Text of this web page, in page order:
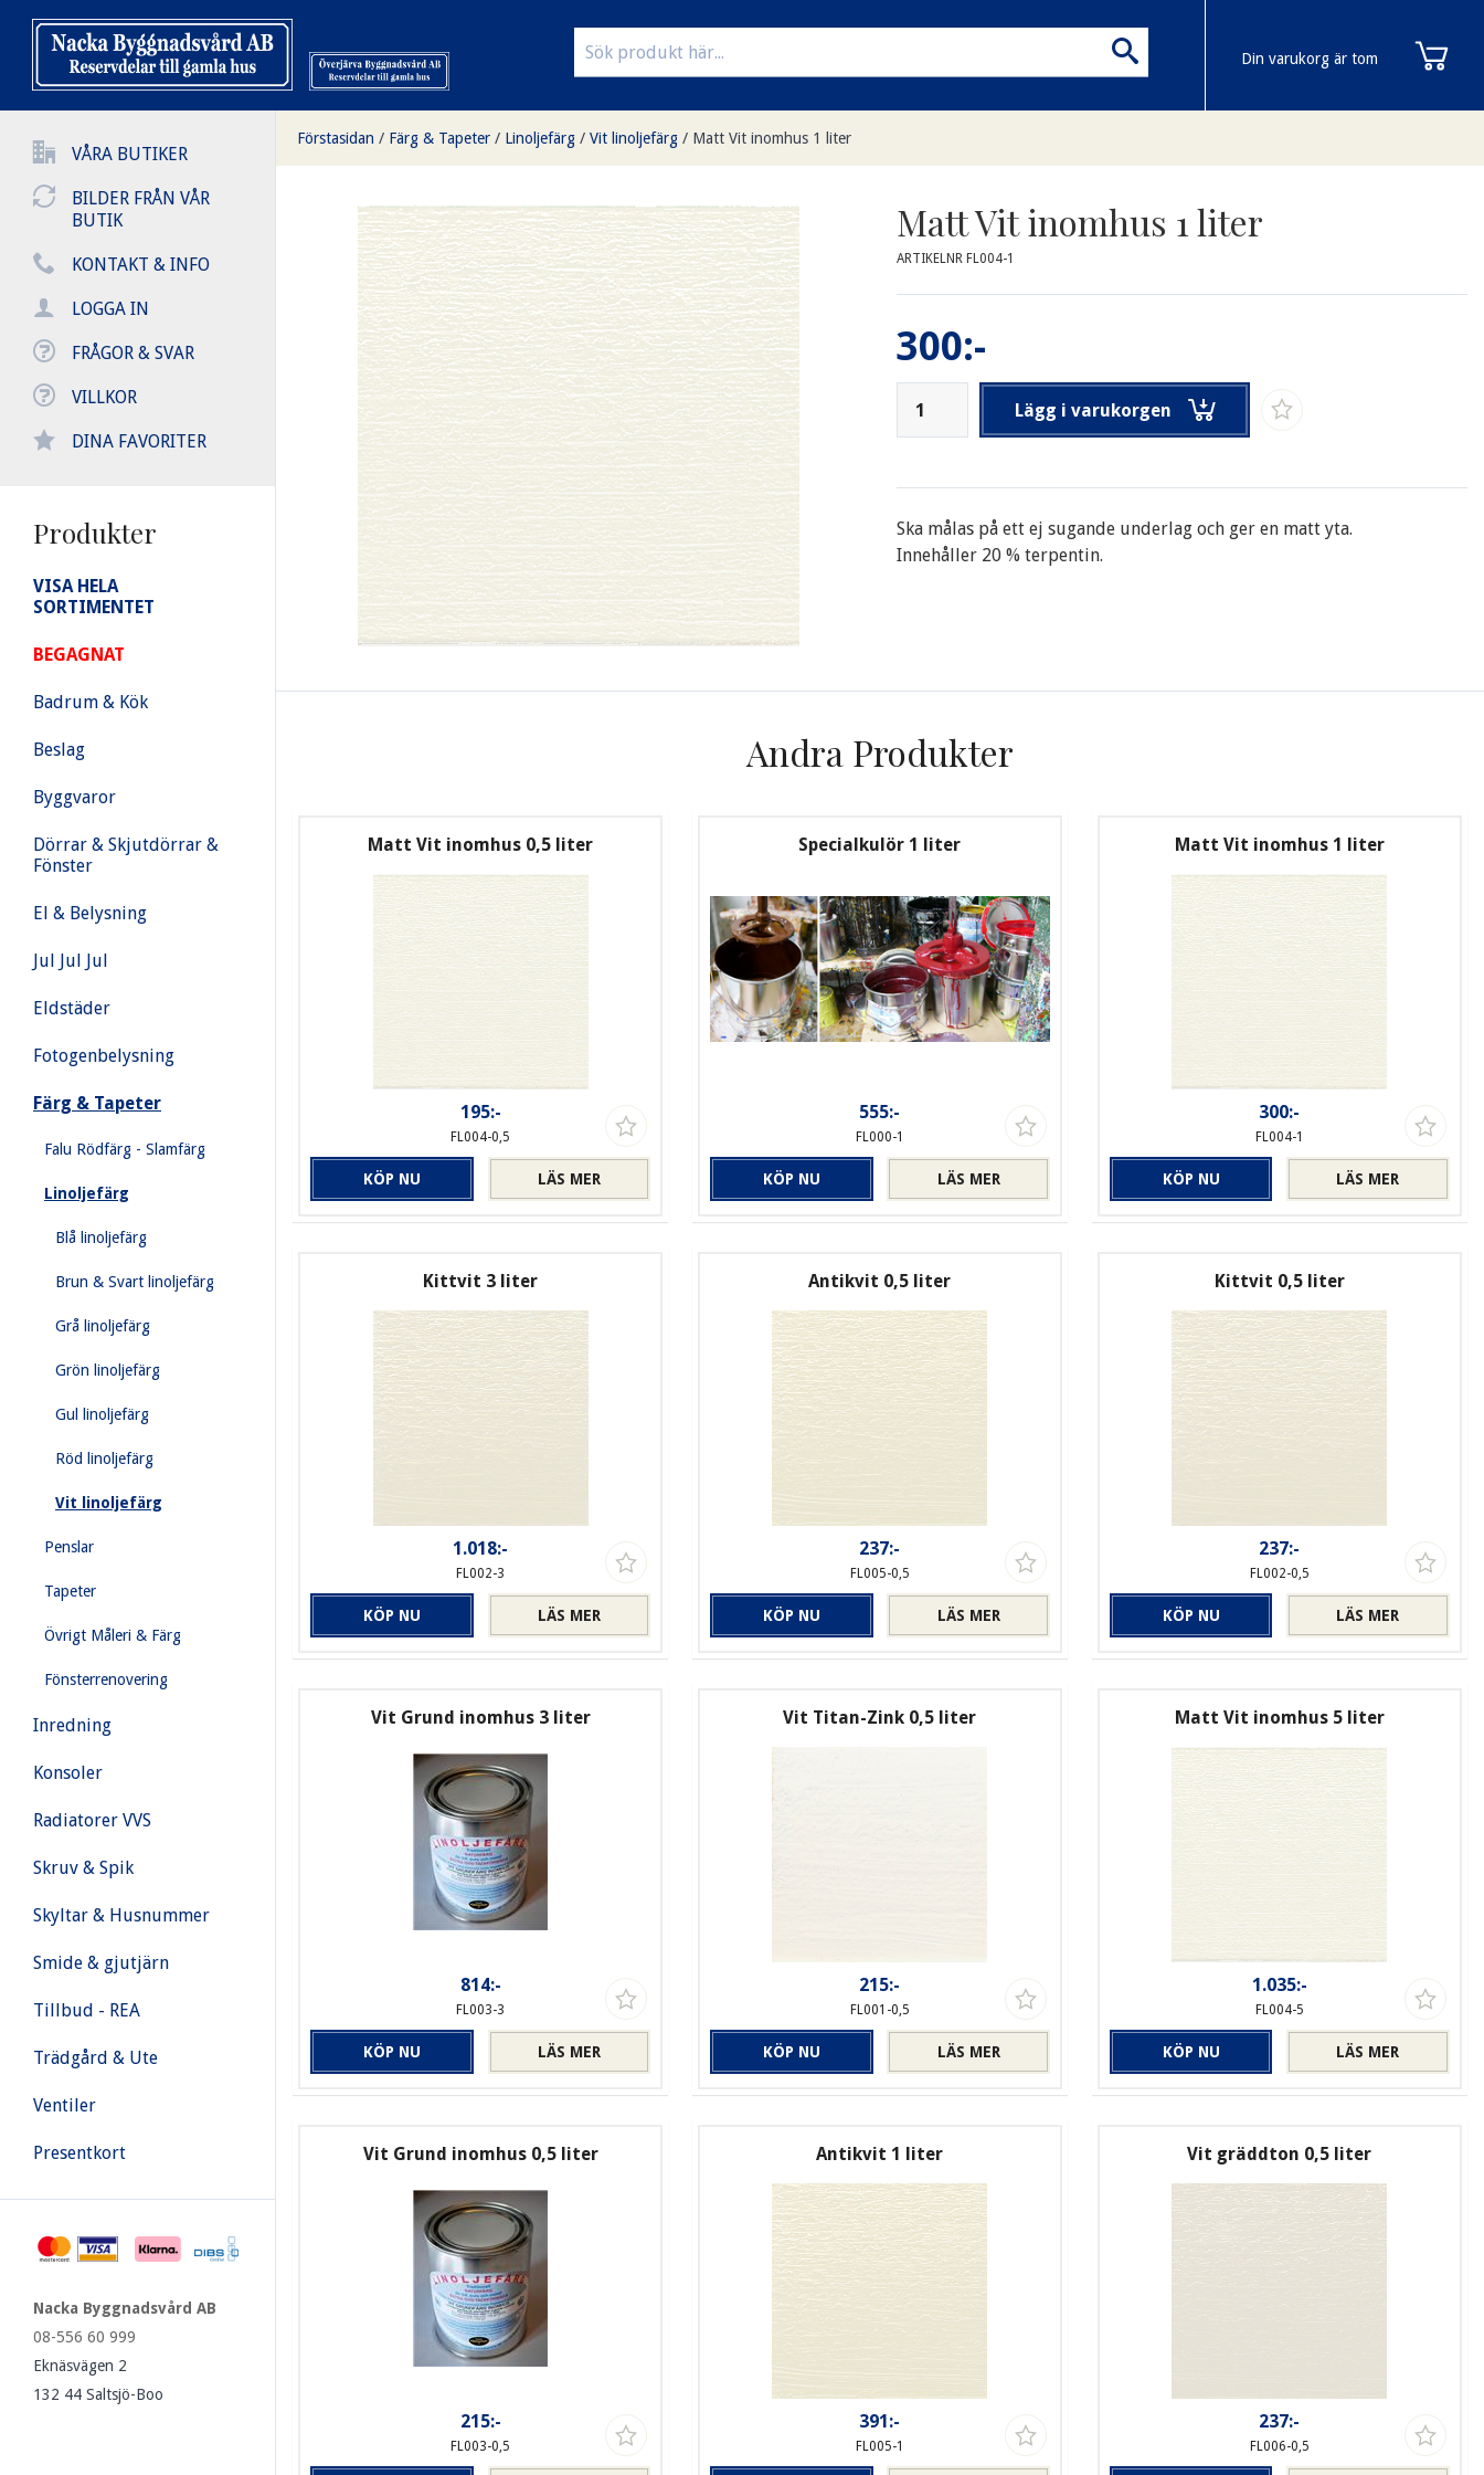
VÅRA BUTIKER
BILDER FRÅN VÅR
BUTIK
KONTAKT & INFO
LOGGA IN
FRÅGOR & SVAR
VILLKOR
DINA FAVORITER
Produkter
VISA HELA
SORTIMENTET
BEGAGNAT
Badrum & Kök
Beslag
Byggvaror
Dörrar & Skjutdörrar &
Fönster
El & Belysning
Jul Jul Jul
Eldstäder
Fotogenbelysning
Färg & Tapeter
Falu Rödfärg - Slamfärg
Linoljefärg
Blå linoljefärg
Brun & Svart linoljefärg
Grå linoljefärg
Grön linoljefärg
Gul linoljefärg
Röd linoljefärg
Vit linoljefärg
Penslar
Tapeter
Övrigt Måleri & Färg
Fönsterrenovering
Inredning
Konsoler
Radiatorer VVS
Skruv & Spik
Skyltar & Husnummer
Smide & gjutjärn
Tillbud - REA
Trädgård & Ute
Ventiler
Presentkort
Nacka Byggnadsvård AB
08-556 60 999
Eknäsvägen 2
132 44 Saltsjö-Boo
Din varukorg är tom
Förstasidan / Färg & Tapeter / Linoljefärg / Vit linoljefärg / Matt Vit inomhus 1 liter
Matt Vit inomhus 1 liter
ARTIKELNR FL004-1
300:-
Lägg i varukorgen
Ska målas på ett ej sugande underlag och ger en matt yta.
Innehåller 20 % terpentin.
Andra Produkter
Matt Vit inomhus 0,5 liter
195:-
FL004-0,5
LÄS MER
KÖP NU
Specialkulör 1 liter
555:-
FL000-1
LÄS MER
KÖP NU
Matt Vit inomhus 1 liter
300:-
FL004-1
LÄS MER
KÖP NU
Kittvit 3 liter
1.018:-
FL002-3
LÄS MER
KÖP NU
Antikvit 0,5 liter
237:-
FL005-0,5
LÄS MER
KÖP NU
Kittvit 0,5 liter
237:-
FL002-0,5
LÄS MER
KÖP NU
Vit Grund inomhus 3 liter
814:-
FL003-3
LÄS MER
KÖP NU
Vit Titan-Zink 0,5 liter
215:-
FL001-0,5
LÄS MER
KÖP NU
Matt Vit inomhus 5 liter
1.035:-
FL004-5
LÄS MER
KÖP NU
Vit Grund inomhus 0,5 liter
215:-
FL003-0,5
Antikvit 1 liter
391:-
FL005-1
Vit gräddton 0,5 liter
237:-
FL006-0,5